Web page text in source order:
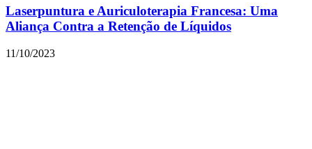
Laserpuntura e Auriculoterapia Francesa: Uma
Aliança Contra a Retenção de Líquidos
11/10/2023